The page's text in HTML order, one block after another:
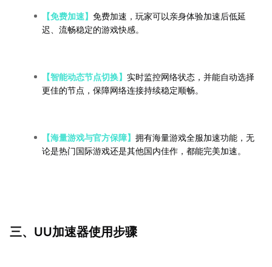
【免费加速】 免费加速，玩家可以亲身体验加速后低延
迟、流畅稳定的游戏快感。
【智能动态节点切换】 实时监控网络状态，并能自动选择
更佳的节点，保障网络连接持续稳定顺畅。
【海量游戏与官方保障】 拥有海量游戏全服加速功能，无
论是热门国际游戏还是其他国内佳作，都能完美加速。
三、UU加速器使用步骤